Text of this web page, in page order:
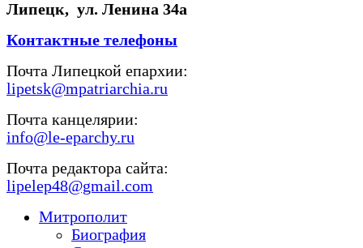
Липецк, ул. Ленина 34а
Контактные телефоны
Почта Липецкой епархии:
lipetsk@mpatriarchia.ru
Почта канцелярии:
info@le-eparchy.ru
Почта редактора сайта:
lipelep48@gmail.com
Митрополит
Биография